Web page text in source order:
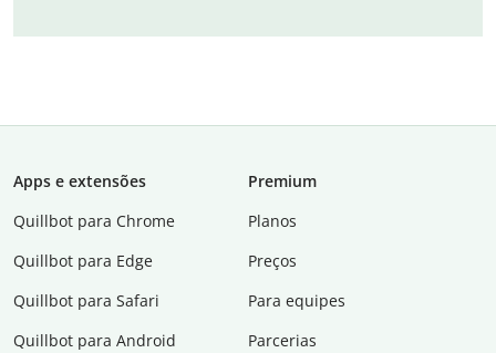
Apps e extensões
Quillbot para Chrome
Quillbot para Edge
Quillbot para Safari
Quillbot para Android
Premium
Planos
Preços
Para equipes
Parcerias